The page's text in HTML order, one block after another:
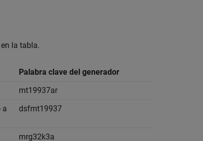
la tabla.
Palabra clave del generador
mt19937ar
a
dsfmt19937
mrg32k3a